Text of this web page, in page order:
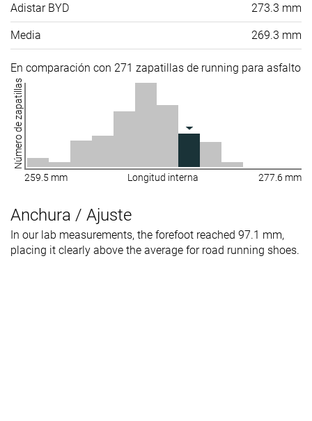
Adistar BYD 273.3 mm
Media 269.3 mm
En comparación con 271 zapatillas de running para asfalto
Número de zapatillas
259.5 mm Longitud interna 277.6 mm
Anchura / Ajuste
In our lab measurements, the forefoot reached 97.1 mm,
placing it clearly above the average for road running shoes.